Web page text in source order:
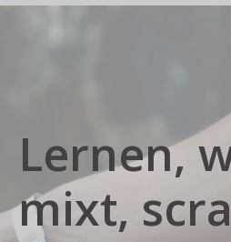
Lernen,
mixt,